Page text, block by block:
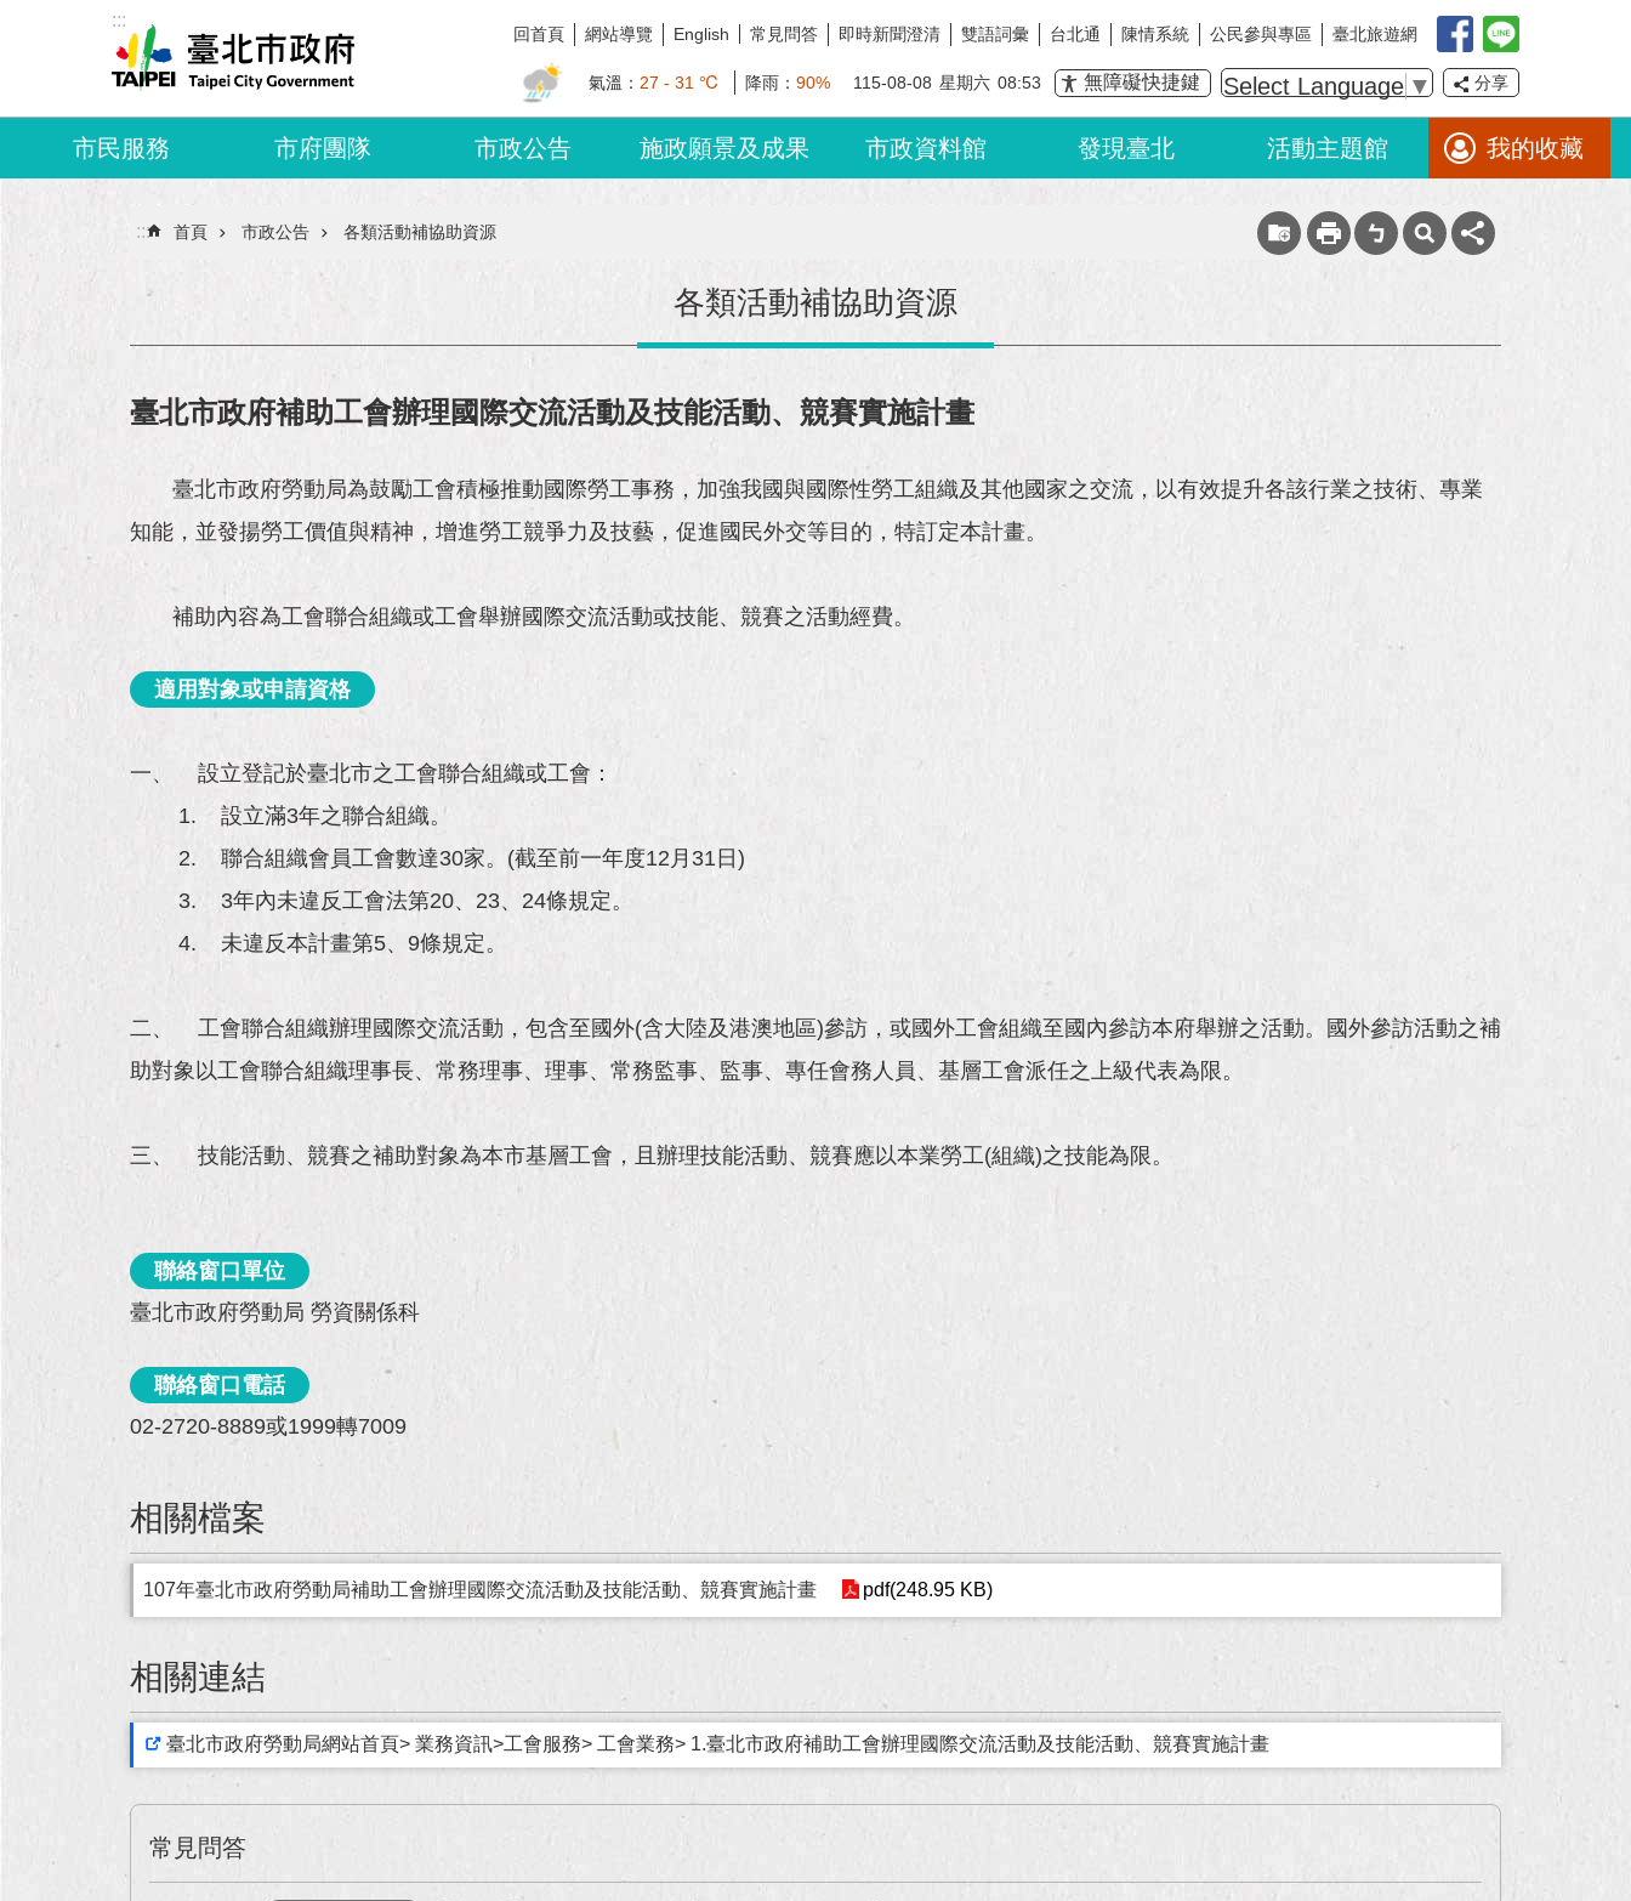
跳到主要內容區塊
:::
回首頁 網站導覽 English 常見問答 即時新聞澄清 雙語詞彙 台北通 陳情系統 公民參與專區 臺北旅遊網
氣溫： 27 - 31 ℃ 降雨： 90% 115-08-08 星期六 08:53 無障礙快捷鍵 Select Language ▼ 分享
市民服務 市府團隊 市政公告 施政願景及成果 市政資料館 發現臺北 活動主題館 我的收藏
::: 首頁 市政公告 各類活動補協助資源
各類活動補協助資源
臺北市政府補助工會辦理國際交流活動及技能活動、競賽實施計畫
臺北市政府勞動局為鼓勵工會積極推動國際勞工事務，加強我國與國際性勞工組織及其他國家之交流，以有效提升各該行業之技術、專業
知能，並發揚勞工價值與精神，增進勞工競爭力及技藝，促進國民外交等目的，特訂定本計畫。
補助內容為工會聯合組織或工會舉辦國際交流活動或技能、競賽之活動經費。
適用對象或申請資格
一、 設立登記於臺北市之工會聯合組織或工會：
1. 設立滿3年之聯合組織。
2. 聯合組織會員工會數達30家。(截至前一年度12月31日)
3. 3年內未違反工會法第20、23、24條規定。
4. 未違反本計畫第5、9條規定。
二、 工會聯合組織辦理國際交流活動，包含至國外(含大陸及港澳地區)參訪，或國外工會組織至國內參訪本府舉辦之活動。國外參訪活動之補
助對象以工會聯合組織理事長、常務理事、理事、常務監事、監事、專任會務人員、基層工會派任之上級代表為限。
三、 技能活動、競賽之補助對象為本市基層工會，且辦理技能活動、競賽應以本業勞工(組織)之技能為限。
聯絡窗口單位
臺北市政府勞動局 勞資關係科
聯絡窗口電話
02-2720-8889或1999轉7009
相關檔案
107年臺北市政府勞動局補助工會辦理國際交流活動及技能活動、競賽實施計畫 pdf(248.95 KB)
相關連結
臺北市政府勞動局網站首頁> 業務資訊>工會服務> 工會業務> 1.臺北市政府補助工會辦理國際交流活動及技能活動、競賽實施計畫
常見問答